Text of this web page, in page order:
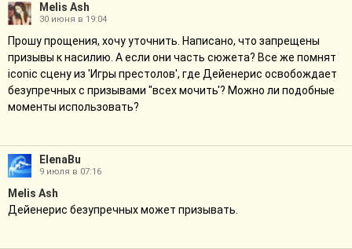
Melis Ash
30 июня в 19:04
Прошу прощения, хочу уточнить. Написано, что запрещены
призывы к насилию. А если они часть сюжета? Все же помнят
iconic сцену из 'Игры престолов', где Дейенерис освобождает
безупречных с призывами "всех мочить'? Можно ли подобные
моменты использовать?
ElenaBu
9 июля в 07:16
Melis Ash
Дейенерис безупречных может призывать.